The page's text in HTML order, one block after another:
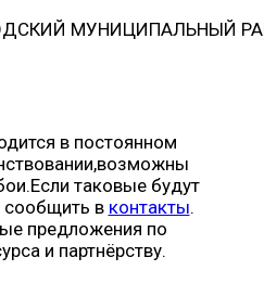
МУНИЦИПАЛЬНЫЙ
в постоянном
таковые будут
в контакты.
предложения по
и партнёрству.